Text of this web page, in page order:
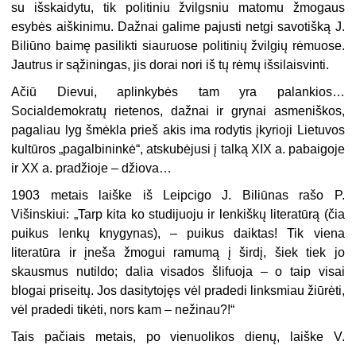
su išskaidytu, tik po­litiniu žvilgsniu matomu žmogaus
esybės aiškinimu. Dažnai galime pajusti netgi savotišką J.
Biliūno baimę pasilikti siauruose politinių žvilgių rėmuose.
Jautrus ir sąžiningas, jis dorai nori iš tų rėmų iš­silaisvinti.
Ačiū Dievui, aplinkybės tam yra palankios…
Socialdemokratų rie­tenos, dažnai ir grynai asmeniškos,
pagaliau lyg šmėkla prieš akis ima rodytis įkyrioji Lietuvos
kultūros „pagalbininkė“, atskubėjusi į talką XIX a. pabaigoje
ir XX a. pradžioje – džiova…
1903 metais laiške iš Leipcigo J. Biliūnas rašo P.
Višinskiui: „Tarp kita ko studijuoju ir lenkiškų literatūrą (čia
puikus lenkų knygynas), – puikus daiktas! Tik viena
literatūra ir įneša žmogui ramumą į širdį, šiek tiek jo
skausmus nutildo; dalia visados šlifuoja – o taip visai
blogai priseitų. Jos dasitytojęs vėl pradedi linksmiau žiūrėti,
vėl pradedi tikėti, nors kam – nežinau?!“
Tais pačiais metais, po vienuolikos dienų, laiške V.